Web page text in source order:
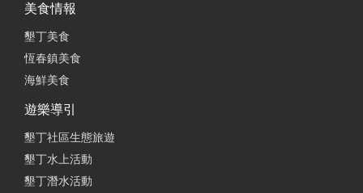
美食情報
墾丁美食
恆春鎮美食
海鮮美食
遊樂導引
墾丁社區生態旅遊
墾丁水上活動
墾丁潛水活動